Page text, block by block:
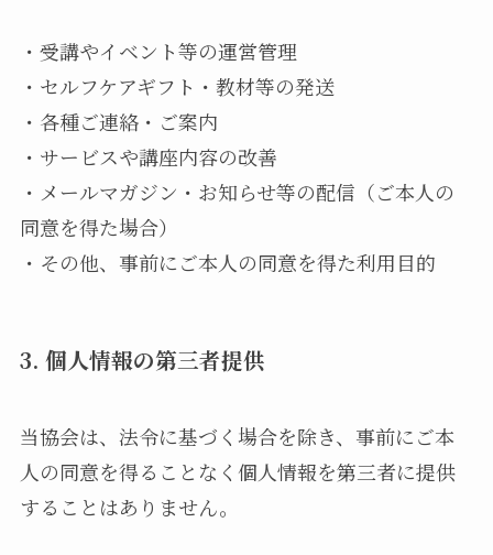
・受講やイベント等の運営管理
・セルフケアギフト・教材等の発送
・各種ご連絡・ご案内
・サービスや講座内容の改善
・メールマガジン・お知らせ等の配信（ご本人の
同意を得た場合）
・その他、事前にご本人の同意を得た利用目的
3. 個人情報の第三者提供
当協会は、法令に基づく場合を除き、事前にご本
人の同意を得ることなく個人情報を第三者に提供
することはありません。